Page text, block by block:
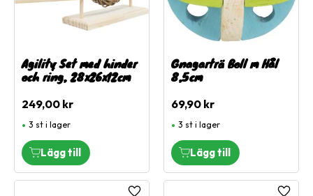
Agility Set med hinder
och ring, 28x26x12cm
249,00 kr
3 st i lager
Gnagarträ Boll m Hål
8,5cm
69,90 kr
3 st i lager